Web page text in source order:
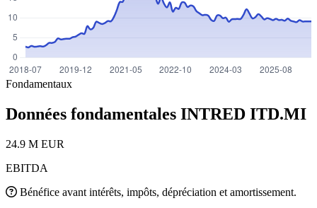
Fondamentaux
Données fondamentales INTRED ITD.MI
24.9 M EUR
EBITDA
Bénéfice avant intérêts, impôts, dépréciation et amortissement.